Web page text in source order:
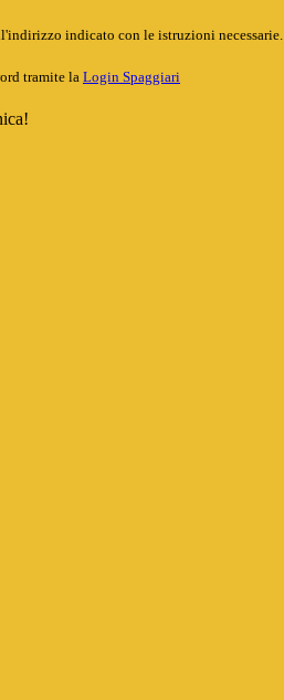
indicato con le istruzioni necessarie.
tramite la Login Spaggiari